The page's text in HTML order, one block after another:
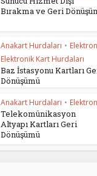
Bırakma ve Geri
Anakart Hurdaları •
Elektronik Kart Hurdaları
Baz İstasyonu Kartları
Dönüşümü
Anakart Hurdaları •
Telekomünikasyon
Altyapı Kartları Geri
Dönüşümü